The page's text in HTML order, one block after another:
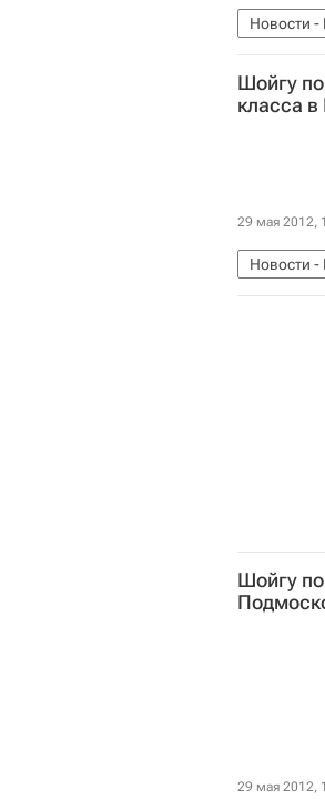
Новости
Шойгу
класса
29 мая 2012,
Новости
Россия
Шойгу
29 мая 2012,